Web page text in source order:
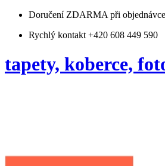
Doručení ZDARMA při
Rychlý kontakt +420 608 449 590
tapety, koberce,